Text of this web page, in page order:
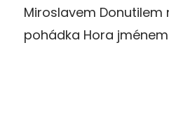
Miroslavem Donutilem
pohádka Hora